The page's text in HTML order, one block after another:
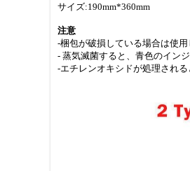
サイズ:190mm*360mm
注意
-梱包が破損している場合は使用
- 蒸気滅菌すると、青色のイン
-エチレンオキシドが処理され